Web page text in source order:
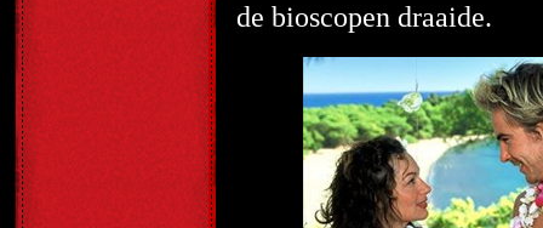
de bioscopen draaide.